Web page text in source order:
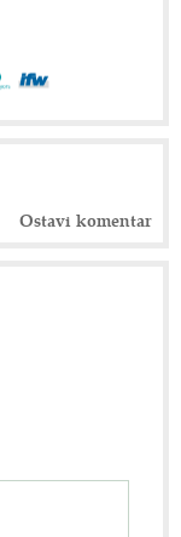
Ostavi komentar